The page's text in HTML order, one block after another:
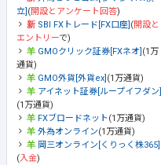
立] (開設とアンケート回答)
SBI FXトレード[FX口座] (開設と
エントリーで)
GMOクリック証券[FXネオ] (1万
通貨)
GMO外貨[外貨ex] (1万通貨)
アイネット証券[ループイフダン]
(1万通貨)
FXブロードネット(1万通貨)
外為オンライン(1万通貨)
岡三オンライン[くりっく株365]
(入金)